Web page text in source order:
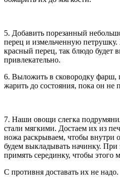
5. Добавить порезанный
перец и измельченную петрушку.
красный перец, так блюдо будет
привлекательно.
6. Выложить в сковородку фарш,
жарить до состояния, пока он не
7. Наши овощи слегка
стали мягкими. Достаем их из
ножа раскрываем, чтобы внутри
будем выкладывать начинку.
примять серединку, чтобы этого
С противня доставать их не надо.